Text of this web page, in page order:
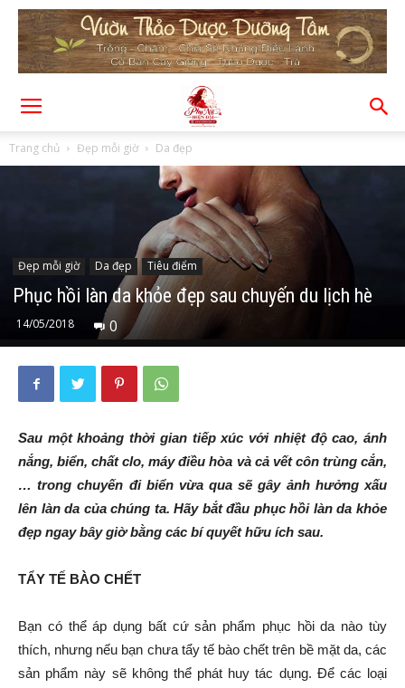
Trang chủ Đẹp mỗi giờ Da đẹp
Đẹp mỗi giờ Da đẹp Tiêu điểm
Phục hồi làn da khỏe đẹp sau chuyến du lịch hè
14/05/2018 0
Sau một khoảng thời gian tiếp xúc với nhiệt độ cao, ánh
nắng, biển, chất clo, máy điều hòa và cả vết côn trùng cắn,
… trong chuyến đi biển vừa qua sẽ gây ảnh hưởng xấu
lên làn da của chúng ta. Hãy bắt đầu phục hồi làn da khỏe
đẹp ngay bây giờ bằng các bí quyết hữu ích sau.
TẨY TẾ BÀO CHẾT
Bạn có thể áp dụng bất cứ sản phẩm phục hồi da nào tùy
thích, nhưng nếu bạn chưa tẩy tế bào chết trên bề mặt da, các
sản phẩm này sẽ không thể phát huy tác dụng. Để các loại